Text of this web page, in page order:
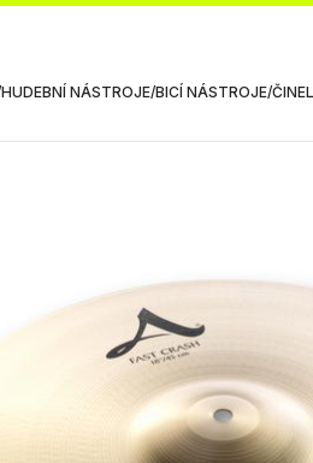
HUDEBNÍ NÁSTROJE/BICÍ NÁSTROJE/